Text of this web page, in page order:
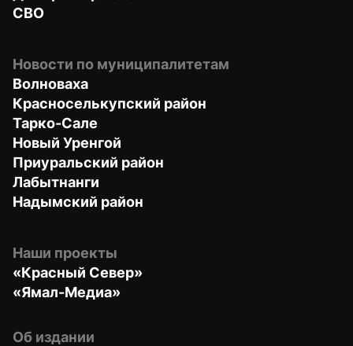
СВО
Новости по муниципалитетам
Волноваха
Красноселькупский район
Тарко-Сале
Новый Уренгой
Приуральский район
Лабытнанги
Надымский район
Наши проекты
«Красный Север»
«Ямал-Медиа»
Об издании